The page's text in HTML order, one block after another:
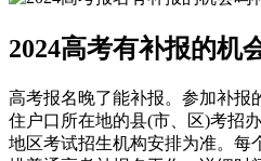
2024高考有补报的机
高考报名晚了能补报。参加补报
住户口所在地的县(市、区)考招
地区考试招生机构安排为准。每